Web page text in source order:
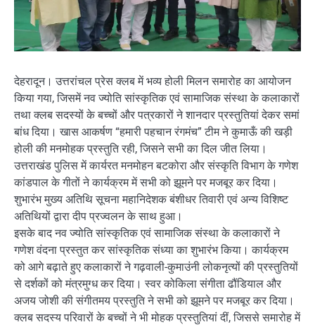
देहरादून। उत्तरांचल प्रेस क्लब में भव्य होली मिलन समारोह का आयोजन
किया गया, जिसमें नव ज्योति सांस्कृतिक एवं सामाजिक संस्था के कलाकारों
तथा क्लब सदस्यों के बच्चों और पत्रकारों ने शानदार प्रस्तुतियां देकर समां
बांध दिया। खास आकर्षण “हमारी पहचान रंगमंच” टीम ने कुमाऊँ की खड़ी
होली की मनमोहक प्रस्तुति रही, जिसने सभी का दिल जीत लिया।
उत्तराखंड पुलिस में कार्यरत मनमोहन बटकोरा और संस्कृति विभाग के गणेश
कांडपाल के गीतों ने कार्यक्रम में सभी को झूमने पर मजबूर कर दिया।
शुभारंभ मुख्य अतिथि सूचना महानिदेशक बंशीधर तिवारी एवं अन्य विशिष्ट
अतिथियों द्वारा दीप प्रज्वलन के साथ हुआ।
इसके बाद नव ज्योति सांस्कृतिक एवं सामाजिक संस्था के कलाकारों ने
गणेश वंदना प्रस्तुत कर सांस्कृतिक संध्या का शुभारंभ किया। कार्यक्रम
को आगे बढ़ाते हुए कलाकारों ने गढ़वाली-कुमाउंनी लोकनृत्यों की प्रस्तुतियों
से दर्शकों को मंत्रमुग्ध कर दिया। स्वर कोकिला संगीता ढौंडियाल और
अजय जोशी की संगीतमय प्रस्तुति ने सभी को झूमने पर मजबूर कर दिया।
क्लब सदस्य परिवारों के बच्चों ने भी मोहक प्रस्तुतियां दीं, जिससे समारोह में